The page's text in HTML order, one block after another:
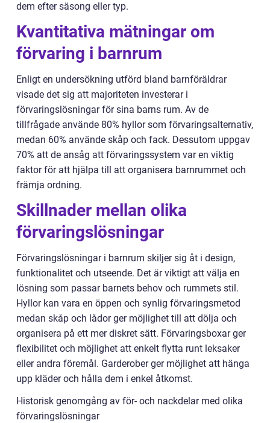
dem efter säsong eller typ.
Kvantitativa mätningar om
förvaring i barnrum
Enligt en undersökning utförd bland barnföräldrar
visade det sig att majoriteten investerar i
förvaringslösningar för sina barns rum. Av de
tillfrågade använde 80% hyllor som förvaringsalternativ,
medan 60% använde skåp och fack. Dessutom uppgav
70% att de ansåg att förvaringssystem var en viktig
faktor för att hjälpa till att organisera barnrummet och
främja ordning.
Skillnader mellan olika
förvaringslösningar
Förvaringslösningar i barnrum skiljer sig åt i design,
funktionalitet och utseende. Det är viktigt att välja en
lösning som passar barnets behov och rummets stil.
Hyllor kan vara en öppen och synlig förvaringsmetod
medan skåp och lådor ger möjlighet till att dölja och
organisera på ett mer diskret sätt. Förvaringsboxar ger
flexibilitet och möjlighet att enkelt flytta runt leksaker
eller andra föremål. Garderober ger möjlighet att hänga
upp kläder och hålla dem i enkel åtkomst.
Historisk genomgång av för- och nackdelar med olika
förvaringslösningar